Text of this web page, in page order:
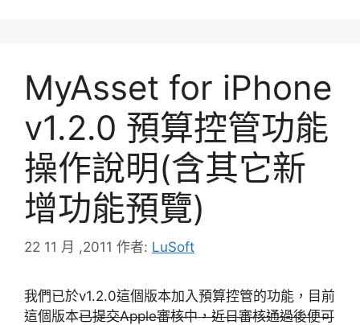
MyAsset for iPhone
v1.2.0 預算控管功能
操作說明(含其它新
增功能預覽)
22 11 月 ,2011 作者: LuSoft
我們已於v1.2.0這個版本加入預算控管的功能，目前
這個版本已提交Apple審核中，近日審核通過後便可